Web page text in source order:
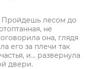
Пройдешь лесом до
не
она, глядя
его за плечи так
и… развернула
двери.